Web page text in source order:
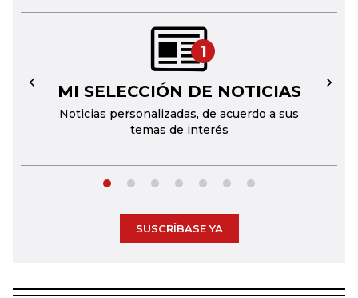
1
MI SELECCIÓN DE NOTICIAS
Noticias personalizadas, de acuerdo a sus
temas de interés
← →
SUSCRÍBASE YA